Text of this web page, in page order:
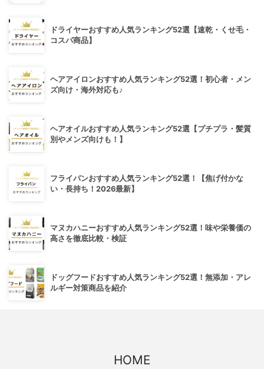
ドライヤーおすすめ人気ランキング52選【速乾・くせ毛・
コスパ商品】
ヘアアイロンおすすめ人気ランキング52選！初心者・メン
ズ向け・海外対応も♪
ヘアオイルおすすめ人気ランキング52選【プチプラ・髪質
別やメンズ向けも！】
フライパンおすすめ人気ランキング52選！【焦げ付かな
い・長持ち！2026最新】
マヌカハニーおすすめ人気ランキング52選！味や栄養価の
高さを徹底比較・検証
ドッグフードおすすめ人気ランキング52選！無添加・アレ
ルギー対策商品を紹介
HOME